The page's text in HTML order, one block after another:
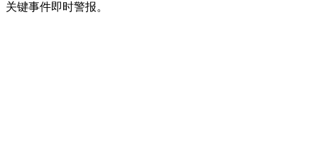
关键事件即时警报。